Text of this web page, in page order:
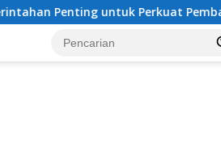
untuk Perkuat Pembangunan Desa